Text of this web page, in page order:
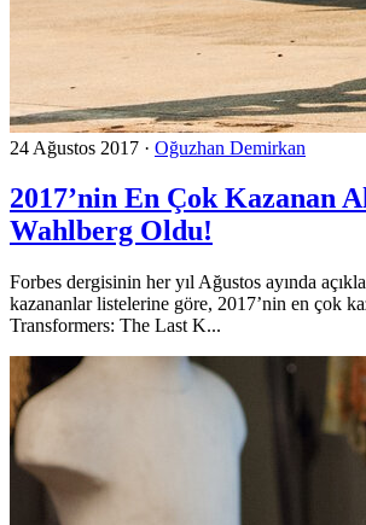
24 Ağustos 2017 · Oğuzhan Demirkan
2017’nin En Çok Kazanan
Wahlberg Oldu!
Forbes dergisinin her yıl Ağustos ayında
kazananlar listelerine göre, 2017’nin en çok
Transformers: The Last K...